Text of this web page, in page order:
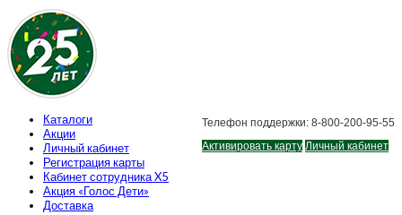
Телефон поддержки: 8-800-200-95-55
Активировать карту Личный кабинет
Каталоги
Акции
Личный кабинет
Регистрация карты
Кабинет сотрудника X5
Акция «Голос Дети»
Доставка